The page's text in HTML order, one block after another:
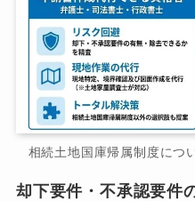
相続土地国庫帰属制度につ
却下要件・不承認要件